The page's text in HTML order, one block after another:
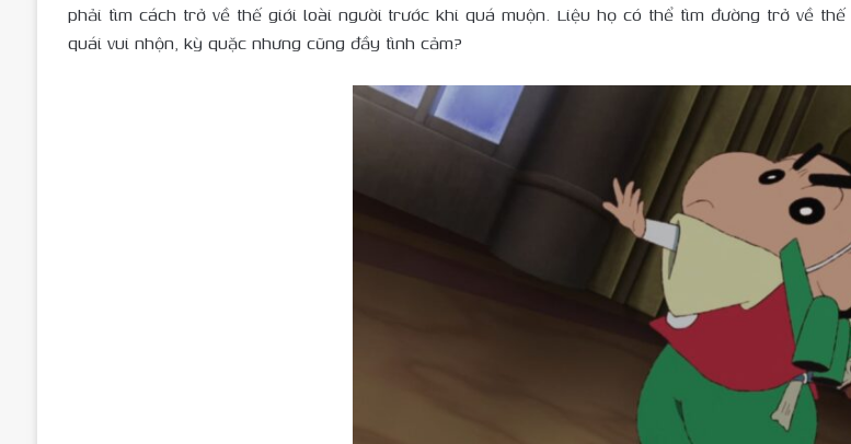
phải tìm cách trở về thế giới loài người trước khi quá muộn. Liệu họ có thể tìm đường trở về
quái vui nhộn, kỳ quặc nhưng cũng đầy tình cảm?